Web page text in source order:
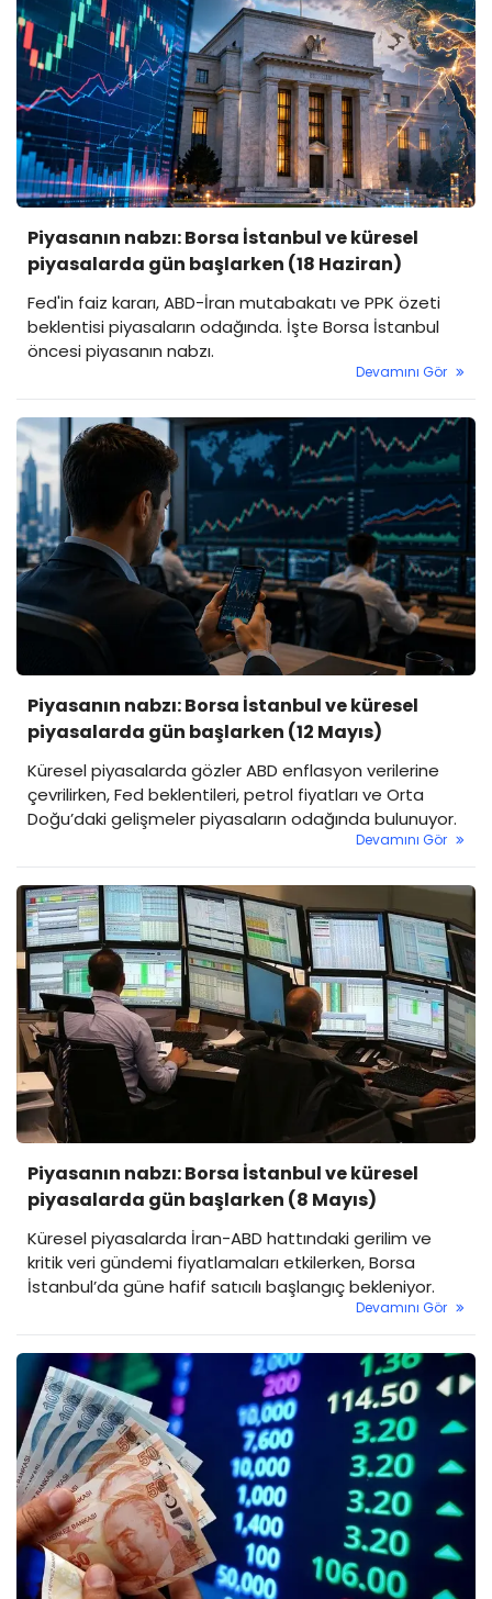
Piyasanın nabzı: Borsa İstanbul ve küresel
piyasalarda gün başlarken (18 Haziran)
Fed'in faiz kararı, ABD-İran mutabakatı ve PPK özeti
beklentisi piyasaların odağında. İşte Borsa İstanbul
öncesi piyasanın nabzı.
Devamını Gör
Piyasanın nabzı: Borsa İstanbul ve küresel
piyasalarda gün başlarken (12 Mayıs)
Küresel piyasalarda gözler ABD enflasyon verilerine
çevrilirken, Fed beklentileri, petrol fiyatları ve Orta
Doğu’daki gelişmeler piyasaların odağında bulunuyor.
Devamını Gör
Piyasanın nabzı: Borsa İstanbul ve küresel
piyasalarda gün başlarken (8 Mayıs)
Küresel piyasalarda İran-ABD hattındaki gerilim ve
kritik veri gündemi fiyatlamaları etkilerken, Borsa
İstanbul’da güne hafif satıcılı başlangıç bekleniyor.
Devamını Gör